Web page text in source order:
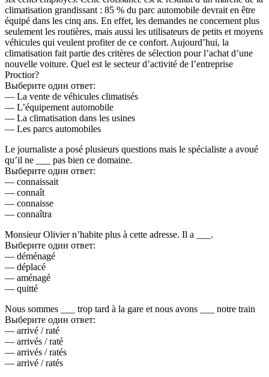
climatisation grandissant : 85 % du parc automobile devrait en être
équipé dans les cinq ans. En effet, les demandes ne concernent plus
seulement les routières, mais aussi les utilisateurs de petits et moyens
véhicules qui veulent profiter de ce confort. Aujourd’hui, la
climatisation fait partie des critères de sélection pour l’achat d’une
nouvelle voiture. Quel est le secteur d’activité de l’entreprise
Proctior?
Выберите один ответ:
— La vente de véhicules climatisés
— L’équipement automobile
— La climatisation dans les usines
— Les parcs automobiles
Le journaliste a posé plusieurs questions mais le spécialiste a avoué
qu’il ne ___ pas bien ce domaine.
Выберите один ответ:
— connaissait
— connaît
— connaisse
— connaîtra
Monsieur Olivier n’habite plus à cette adresse. Il a ___.
Выберите один ответ:
— déménagé
— déplacé
— aménagé
— quitté
Nous sommes ___ trop tard à la gare et nous avons ___ notre train
Выберите один ответ:
— arrivé / raté
— arrivés / raté
— arrivés / ratés
— arrivé / ratés